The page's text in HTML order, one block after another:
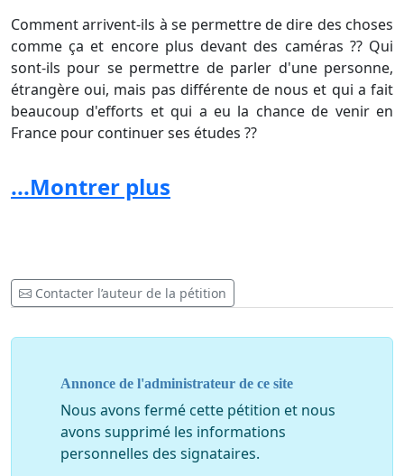
Comment arrivent-ils à se permettre de dire des choses
comme ça et encore plus devant des caméras ?? Qui
sont-ils pour se permettre de parler d'une personne,
étrangère oui, mais pas différente de nous et qui a fait
beaucoup d'efforts et qui a eu la chance de venir en
France pour continuer ses études ??
brillant et qui a du talent, car je pense qu'il en a et qu'il
Je souhaitais également créer cette pétition pour
aucun car de dire une petite chose enourageante à ces
personnes ayant eu le courage et la volonté de venir !!
...Montrer plus
Contacter l’auteur de la pétition
Annonce de l'administrateur de ce site
Nous avons fermé cette pétition et nous
avons supprimé les informations
personnelles des signataires.